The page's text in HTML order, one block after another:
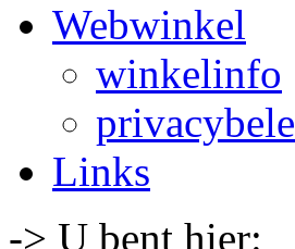
Webwinkel
winkelinfo
Links
-> U bent hier: